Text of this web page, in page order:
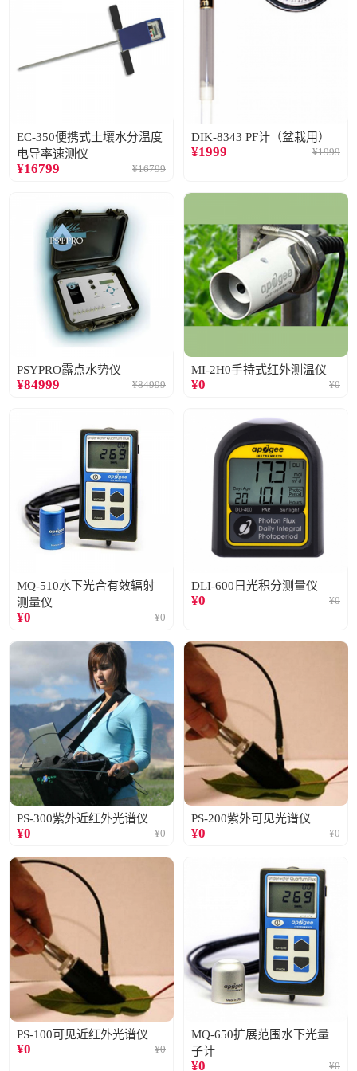
EC-350便携式土壤水分温度
电导率速测仪
¥16799 ¥16799
DIK-8343 PF计（盆栽用）
¥1999 ¥1999
PSYPRO露点水势仪
¥84999 ¥84999
MI-2H0手持式红外测温仪
¥0 ¥0
MQ-510水下光合有效辐射
测量仪
¥0 ¥0
DLI-600日光积分测量仪
¥0 ¥0
PS-300紫外近红外光谱仪
¥0 ¥0
PS-200紫外可见光谱仪
¥0 ¥0
PS-100可见近红外光谱仪
¥0 ¥0
MQ-650扩展范围水下光量
子计
¥0 ¥0